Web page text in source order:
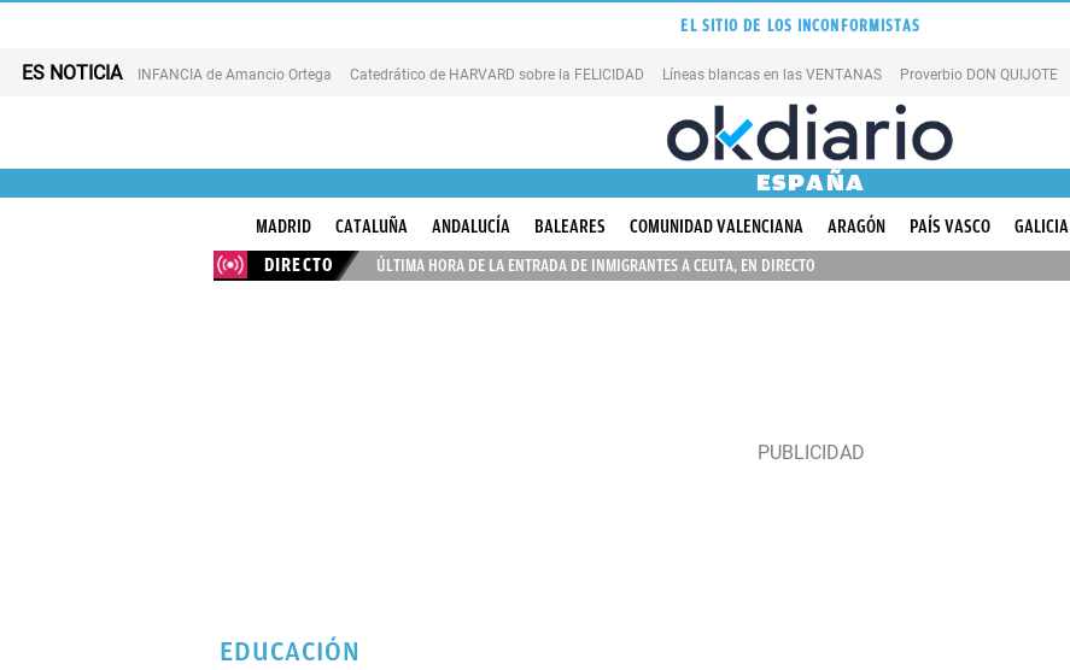
EL SITIO DE LOS INCONFORMISTAS
ES NOTICIA INFANCIA de Amancio Ortega Catedrático de HARVARD sobre la FELICIDAD Líneas blancas en las VENTANAS Proverbio DON QUIJOTE
ESPAÑA
MADRID CATALUÑA ANDALUCÍA BALEARES COMUNIDAD VALENCIANA ARAGÓN PAÍS VASCO GALICIA
DIRECTO
ÚLTIMA HORA DE LA ENTRADA DE INMIGRANTES A CEUTA, EN DIRECTO
EDUCACIÓN